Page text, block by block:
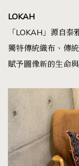
LOKAH
「LOKAH」源自
獨特傳統織布、傳
賦予圖像新的生命